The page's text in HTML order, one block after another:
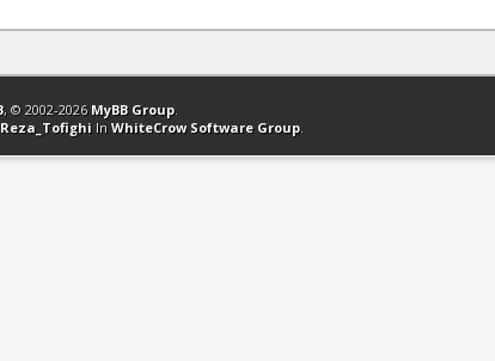
Club Affiliation Retourner en haut Version bas-débit (Archivé)
, © 2002-2026 MyBB Group.
In WhiteCrow Software Group.